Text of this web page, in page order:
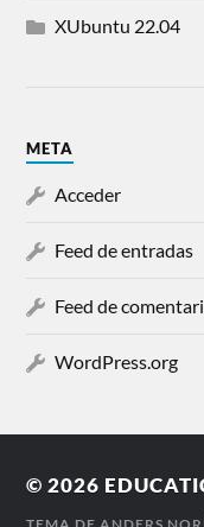
XUbuntu 22.04
META
Acceder
Feed de entradas
Feed de
WordPress.org
© 2026